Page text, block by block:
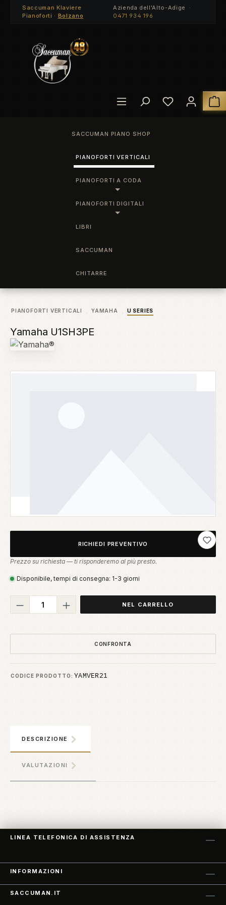
Passa al contenuto principale
Saccuman Klaviere
Pianoforti · Bolzano
Azienda dell'Alto-Adige ·
0471 934 196
Hai 0 articoli
Il
SACCUMAN PIANO SHOP
PIANOFORTI VERTICALI
PIANOFORTI A CODA
PIANOFORTI DIGITALI
LIBRI
SACCUMAN
CHITARRE
PIANOFORTI VERTICALI YAMAHA U SERIES
Yamaha U1SH3PE
RICHIEDI PREVENTIVO
Prezzo su richiesta — ti risponderemo al più presto.
Disponibile, tempi di consegna: 1-3 giorni
Quantità del prodotto: inserisci la
NEL CARRELLO
CONFRONTA
CODICE PRODOTTO: YAMVER21
DESCRIZIONE
VALUTAZIONI
LINEA TELEFONICA DI ASSISTENZA
INFORMAZIONI
SACCUMAN.IT